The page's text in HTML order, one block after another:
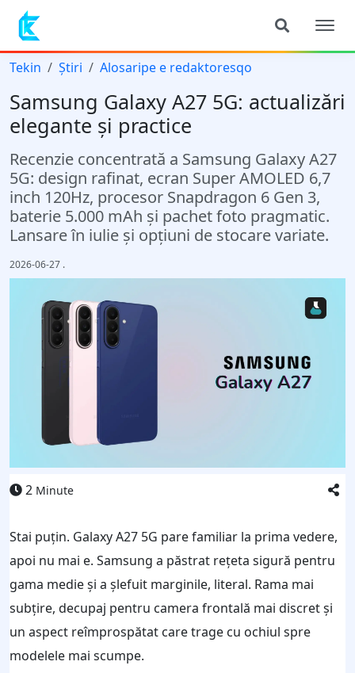
Tekin Știri Alosaripe e redaktoresqo
Samsung Galaxy A27 5G: actualizări
elegante și practice
Recenzie concentrată a Samsung Galaxy A27
5G: design rafinat, ecran Super AMOLED 6,7
inch 120Hz, procesor Snapdragon 6 Gen 3,
baterie 5.000 mAh și pachet foto pragmatic.
Lansare în iulie și opțiuni de stocare variate.
2026-06-27 .
2 Minute
Stai puțin. Galaxy A27 5G pare familiar la prima vedere,
apoi nu mai e. Samsung a păstrat rețeta sigură pentru
gama medie și a șlefuit marginile, literal. Rama mai
subțire, decupaj pentru camera frontală mai discret și
un aspect reîmprospătat care trage cu ochiul spre
modelele mai scumpe.